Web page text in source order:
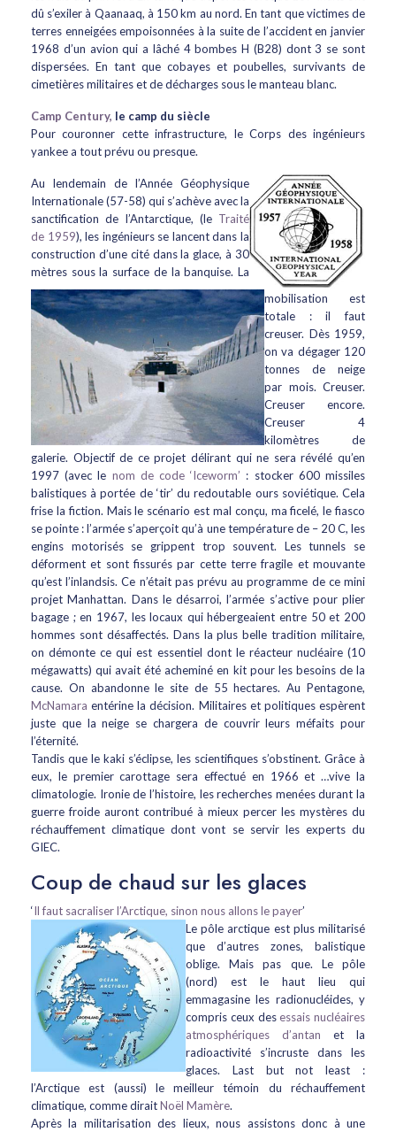
dû s’exiler à Qaanaaq, à 150 km au nord. En tant que victimes de
terres enneigées empoisonnées à la suite de l’accident en janvier
1968 d’un avion qui a lâché 4 bombes H (B28) dont 3 se sont
dispersées. En tant que cobayes et poubelles, survivants de
cimetières militaires et de décharges sous le manteau blanc.
Camp Century, le camp du siècle
Pour couronner cette infrastructure, le Corps des ingénieurs
yankee a tout prévu ou presque.
Au lendemain de l’Année Géophysique
Internationale (57-58) qui s’achève avec la
sanctification de l’Antarctique, (le Traité
de 1959), les ingénieurs se lancent dans la
construction d’une cité dans la glace, à 30
mètres sous la surface de la banquise. La
mobilisation est
totale : il faut
creuser. Dès 1959,
on va dégager 120
tonnes de neige
par mois. Creuser.
Creuser encore.
Creuser 4
kilomètres de
galerie. Objectif de ce projet délirant qui ne sera révélé qu’en
1997 (avec le nom de code ‘Iceworm’ : stocker 600 missiles
balistiques à portée de ‘tir’ du redoutable ours soviétique. Cela
frise la fiction. Mais le scénario est mal conçu, ma ficelé, le fiasco
se pointe : l’armée s’aperçoit qu’à une température de – 20 C, les
engins motorisés se grippent trop souvent. Les tunnels se
déforment et sont fissurés par cette terre fragile et mouvante
qu’est l’inlandsis. Ce n’était pas prévu au programme de ce mini
projet Manhattan. Dans le désarroi, l’armée s’active pour plier
bagage ; en 1967, les locaux qui hébergeaient entre 50 et 200
hommes sont désaffectés. Dans la plus belle tradition militaire,
on démonte ce qui est essentiel dont le réacteur nucléaire (10
mégawatts) qui avait été acheminé en kit pour les besoins de la
cause. On abandonne le site de 55 hectares. Au Pentagone,
McNamara entérine la décision. Militaires et politiques espèrent
juste que la neige se chargera de couvrir leurs méfaits pour
l’éternité.
Tandis que le kaki s’éclipse, les scientifiques s’obstinent. Grâce à
eux, le premier carottage sera effectué en 1966 et …vive la
climatologie. Ironie de l’histoire, les recherches menées durant la
guerre froide auront contribué à mieux percer les mystères du
réchauffement climatique dont vont se servir les experts du
GIEC.
Coup de chaud sur les glaces
‘Il faut sacraliser l’Arctique, sinon nous allons le payer’
Le pôle arctique est plus militarisé
que d’autres zones, balistique
oblige. Mais pas que. Le pôle
(nord) est le haut lieu qui
emmagasine les radionucléides, y
compris ceux desessais nucléaires
atmosphériques d’antan et la
radioactivité s’incruste dans les
glaces. Last but not least :
l’Arctique est (aussi) le meilleur témoin du réchauffement
climatique, comme diraitNoël Mamère.
Après la militarisation des lieux, nous assistons donc à une